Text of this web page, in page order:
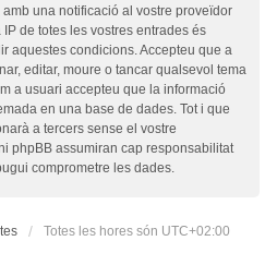
una notificació al vostre proveïdor
IP de totes les vostres entrades és
aquestes condicions. Accepteu que a
editar, moure o tancar qualsevol tema
a usuari accepteu que la informació
en una base de dades. Tot i que
a tercers sense el vostre
phpBB assumiran cap responsabilitat
comprometre les dades.
Totes les hores són UTC+02:00